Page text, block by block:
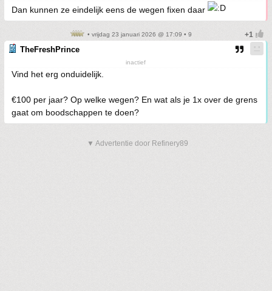
Dan kunnen ze eindelijk eens de wegen fixen daar
• vrijdag 23 januari 2026 @ 17:09 • 9
TheFreshPrince
inactief
Vind het erg onduidelijk.
€100 per jaar? Op welke wegen? En wat als je 1x over de grens
gaat om boodschappen te doen?
▼ Advertentie door Refinery89